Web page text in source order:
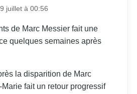
juillet à 00:56
de Marc Messier fait une
quelques semaines après
la disparition de Marc
Marie fait un retour progressif